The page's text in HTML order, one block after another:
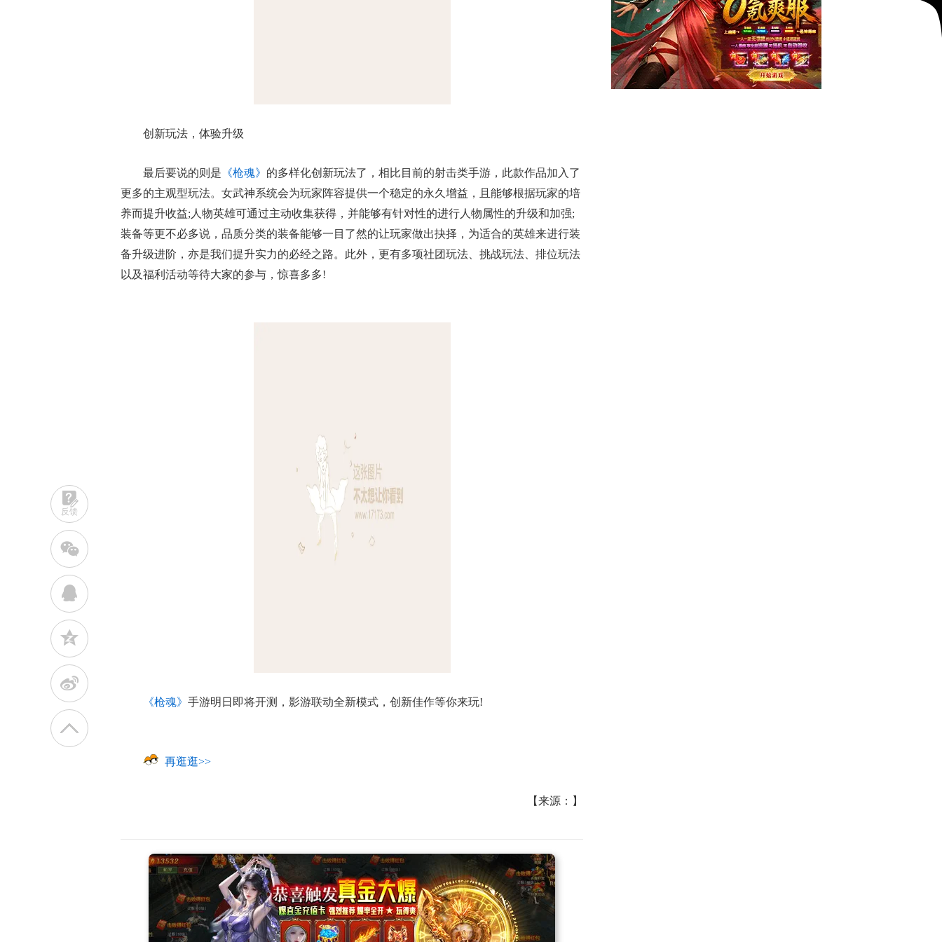
创新玩法，体验升级
最后要说的则是 《枪魂》 的多样化创新玩法了，相比目前的射击类手游，此款作品加入了
更多的主观型玩法。女武神系统会为玩家阵容提供一个稳定的永久增益，且能够根据玩家的培
养而提升收益;人物英雄可通过主动收集获得，并能够有针对性的进行人物属性的升级和加强;
装备等更不必多说，品质分类的装备能够一目了然的让玩家做出抉择，为适合的英雄来进行装
备升级进阶，亦是我们提升实力的必经之路。此外，更有多项社团玩法、挑战玩法、排位玩法
以及福利活动等待大家的参与，惊喜多多!
《枪魂》 手游明日即将开测，影游联动全新模式，创新佳作等你来玩!
再逛逛>>
【来源：】
反馈
w
q
z
t